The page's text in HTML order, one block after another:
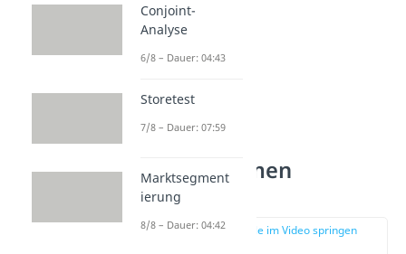
Marktvolumen
berechnen
zur Stelle im Video springen
Conjoint-
Analyse
6/8 – Dauer: 04:43
Storetest
7/8 – Dauer: 07:59
Marktsegment
ierung
8/8 – Dauer: 04:42